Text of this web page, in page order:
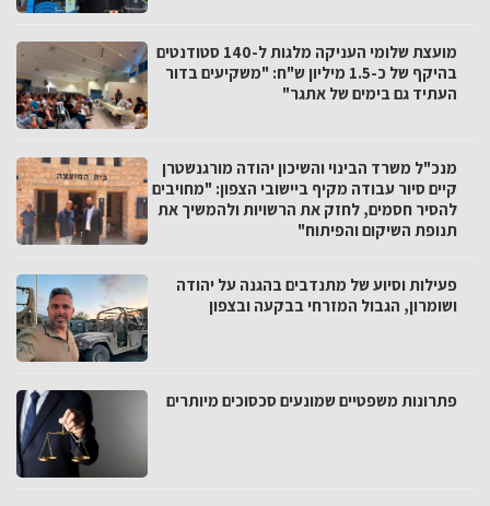
מועצת שלומי העניקה מלגות ל-140 סטודנטים
בהיקף של כ-1.5 מיליון ש"ח: "משקיעים בדור
העתיד גם בימים של אתגר"
מנכ"ל משרד הבינוי והשיכון יהודה מורגנשטרן
קיים סיור עבודה מקיף ביישובי הצפון: "מחויבים
להסיר חסמים, לחזק את הרשויות ולהמשיך את
תנופת השיקום והפיתוח"
פעילות וסיוע של מתנדבים בהגנה על יהודה
ושומרון, הגבול המזרחי בבקעה ובצפון
פתרונות משפטיים שמונעים סכסוכים מיותרים